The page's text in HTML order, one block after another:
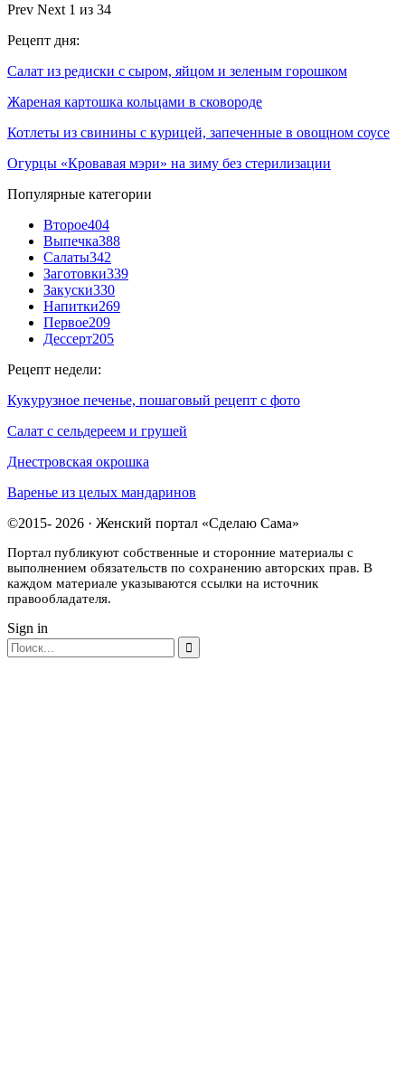
Prev Next 1 из 34
Рецепт дня:
Салат из редиски с сыром, яйцом и зеленым горошком
Жареная картошка кольцами в сковороде
Котлеты из свинины с курицей, запеченные в овощном соусе
Огурцы «Кровавая мэри» на зиму без стерилизации
Популярные категории
Второе404
Выпечка388
Салаты342
Заготовки339
Закуски330
Напитки269
Первое209
Дессерт205
Рецепт недели:
Кукурузное печенье, пошаговый рецепт с фото
Салат с сельдереем и грушей
Днестровская окрошка
Варенье из целых мандаринов
©2015- 2026 · Женский портал «Сделаю Сама»
Портал публикуют собственные и сторонние материалы с
выполнением обязательств по сохранению авторских прав. В
каждом материале указываются ссылки на источник
правообладателя.
Sign in